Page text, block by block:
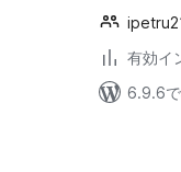
有効イ
6.9.6